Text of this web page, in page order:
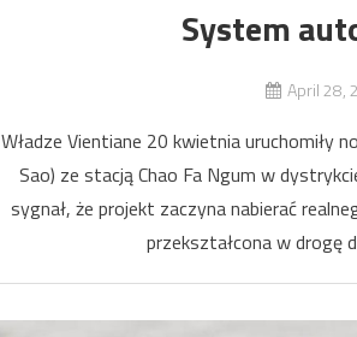
System
April 28,
Władze Vientiane 20 kwietnia uruchomiły
Sao) ze stacją Chao Fa Ngum w
sygnał, że projekt zaczyna nabierać
przekształcona w drogę